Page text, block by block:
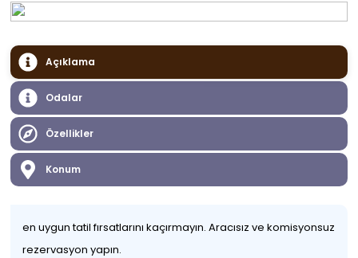
Açıklama
Odalar
Özellikler
Konum
en uygun tatil fırsatlarını kaçırmayın. Aracısız ve komisyonsuz
rezervasyon yapın.